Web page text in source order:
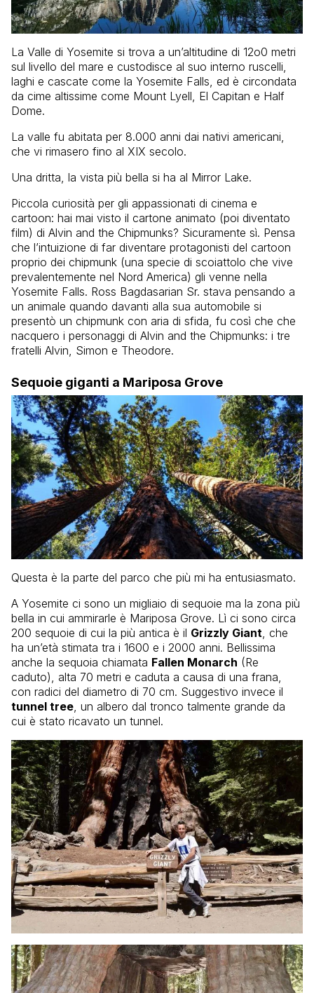
La Valle di Yosemite si trova a un’altitudine di 12o0 metri
sul livello del mare e custodisce al suo interno ruscelli,
laghi e cascate come la Yosemite Falls, ed è circondata
da cime altissime come Mount Lyell, El Capitan e Half
Dome.
La valle fu abitata per 8.000 anni dai nativi americani,
che vi rimasero fino al XIX secolo.
Una dritta, la vista più bella si ha al Mirror Lake.
Piccola curiosità per gli appassionati di cinema e
cartoon: hai mai visto il cartone animato (poi diventato
film) di Alvin and the Chipmunks? Sicuramente sì. Pensa
che l’intuizione di far diventare protagonisti del cartoon
proprio dei chipmunk (una specie di scoiattolo che vive
prevalentemente nel Nord America) gli venne nella
Yosemite Falls. Ross Bagdasarian Sr. stava pensando a
un animale quando davanti alla sua automobile si
presentò un chipmunk con aria di sfida, fu così che che
nacquero i personaggi di Alvin and the Chipmunks: i tre
fratelli Alvin, Simon e Theodore.
Sequoie giganti a Mariposa Grove
Questa è la parte del parco che più mi ha entusiasmato.
A Yosemite ci sono un migliaio di sequoie ma la zona più
bella in cui ammirarle è Mariposa Grove. Lì ci sono circa
200 sequoie di cui la più antica è il Grizzly Giant , che
ha un’età stimata tra i 1600 e i 2000 anni. Bellissima
anche la sequoia chiamata Fallen Monarch (Re
caduto), alta 70 metri e caduta a causa di una frana,
con radici del diametro di 70 cm. Suggestivo invece il
tunnel tree , un albero dal tronco talmente grande da
cui è stato ricavato un tunnel.